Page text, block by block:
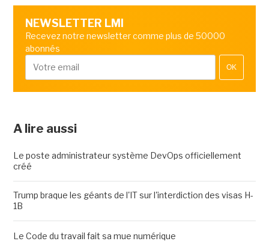
NEWSLETTER LMI
Recevez notre newsletter comme plus de 50000
abonnés
OK
A lire aussi
Le poste administrateur système DevOps officiellement
créé
Trump braque les géants de l'IT sur l'interdiction des visas H-
1B
Le Code du travail fait sa mue numérique